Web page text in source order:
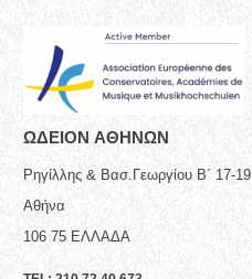
ΩΔΕΙΟN ΑΘΗΝΩΝ
Ρηγίλλης & Βασ.Γεωργίου Β΄ 17-19
Αθήνα
106 75 ΕΛΛΑΔΑ